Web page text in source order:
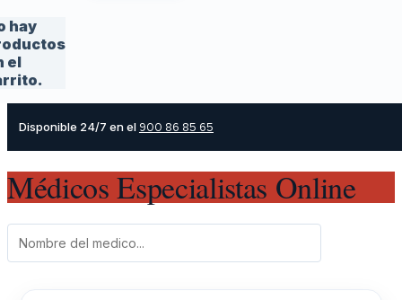
hay
el
Disponible 24/7 en el 900 86 85 65
Médicos Especialistas Online